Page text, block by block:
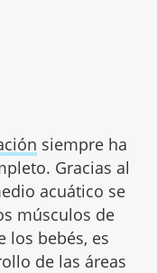
siempre ha
Gracias al
acuático se
músculos de
los bebés, es
de las áreas